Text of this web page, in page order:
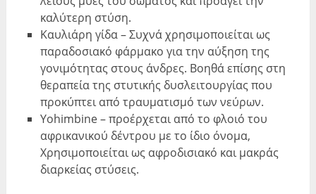
καλύτερη στύση.
Καυλιάρη γίδα – Συχνά χρησιμοποιείται ως
παραδοσιακό φάρμακο για την αύξηση της
γονιμότητας στους άνδρες. Βοηθά επίσης στη
θεραπεία της στυτικής δυσλειτουργίας που
προκύπτει από τραυματισμό των νεύρων.
Yohimbine – προέρχεται από το φλοιό του
αφρικανικού δέντρου με το ίδιο όνομα,
Χρησιμοποιείται ως αφροδισιακό και μακράς
διαρκείας στύσεις.